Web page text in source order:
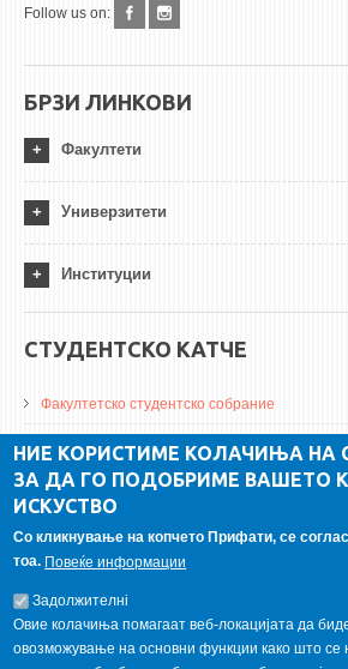
Follow us on:
БРЗИ ЛИНКОВИ
Факултети
Универзитети
Институции
СТУДЕНТСКО КАТЧЕ
Факултетско студентско собрание
ДА Винчи магазин
Алумни асоцијација
ГАЛЕРИЈА
НИЕ КОРИСТИМЕ КОЛАЧИЊА НА
ЗА ДА ГО ПОДОБРИМЕ ВАШЕТО
ИСКУСТВО
Со кликнување на копчето Прифати, се
тоа. Повеќе информации
Задолжителнi
Овие колачиња помагаат веб-локацијата да
овозможување на основни функции како што се